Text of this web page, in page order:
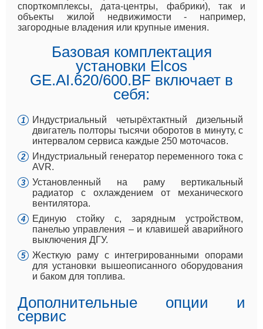
спорткомплексы, дата-центры, фабрики), так и
объекты жилой недвижимости - например,
загородные владения или крупные имения.
Базовая комплектация
установки Elcos
GE.AI.620/600.BF включает в
себя:
Индустриальный четырёхтактный дизельный
двигатель полторы тысячи оборотов в минуту, с
интервалом сервиса каждые 250 моточасов.
Индустриальный генератор переменного тока с
AVR.
Установленный на раму вертикальный
радиатор с охлаждением от механического
вентилятора.
Единую стойку с, зарядным устройством,
панелью управления – и клавишей аварийного
выключения ДГУ.
Жесткую раму с интегрированными опорами
для установки вышеописанного оборудования
и баком для топлива.
Дополнительные опции и
сервис